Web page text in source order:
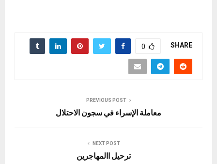
SHARE
0
PREVIOUS POST
معاملة الإسراء في سجون الاحتلال
NEXT POST
ترحيل االمهاجرين